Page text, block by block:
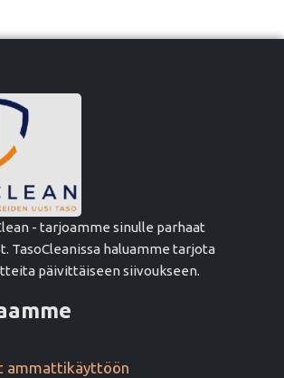
- tarjoamme sinulle parhaat
TasoCleanissa haluamme tarjota
päivittäiseen siivoukseen.
ammattikäyttöön